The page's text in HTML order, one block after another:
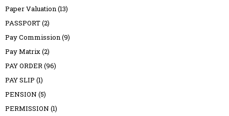
Paper Valuation(13)
PASSPORT(2)
Pay Commission(9)
Pay Matrix(2)
PAY ORDER(96)
PAY SLIP (1)
PENSION (5)
PERMISSION (1)